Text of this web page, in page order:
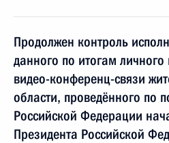
Продолжен контроль
данного по итогам
видео-конференц-связи
области, проведённого по
Российской Федерации
Президента Российской